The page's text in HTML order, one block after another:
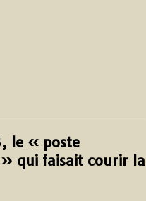
le « poste
qui faisait courir la